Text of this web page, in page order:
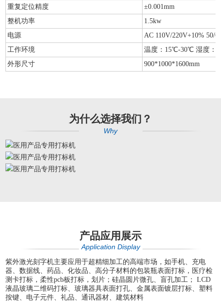
重复定位精度
±0.001mm
整机功率
1.5kw
电源
AC 110V/220V+10% 50/
工作环境
温度：15℃-30℃ 湿度：
外形尺寸
900*1000*1600mm
为什么选择我们？
Why
产品应用展示
Application Display
紫外激光刻字机主要应用于超精细加工的高端市场，如手机、充电
器、数据线、药品、化妆品、高分子材料的包装瓶表面打标，医疗检
测卡打标，柔性pcb板打标，划片；硅晶圆片微孔、盲孔加工； LCD
液晶玻璃二维码打标、玻璃器具表面打孔、金属表面镀层打标、塑料
按键、电子元件、礼品、通讯器材、建筑材料